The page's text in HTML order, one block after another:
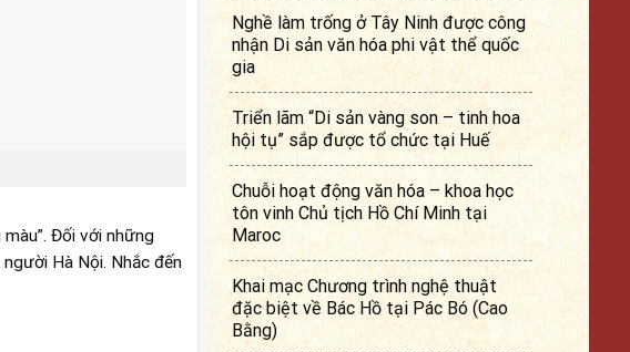
Đối với những
Hà Nội. Nhắc đến
Nghề làm trống ở Tây Ninh được công
nhận Di sản văn hóa phi vật thể quốc
gia
Triển lãm “Di sản vàng son – tinh hoa
hội tụ” sắp được tổ chức tại Huế
Chuỗi hoạt động văn hóa – khoa học
tôn vinh Chủ tịch Hồ Chí Minh tại
Maroc
Khai mạc Chương trình nghệ thuật
đặc biệt về Bác Hồ tại Pác Bó (Cao
Bằng)